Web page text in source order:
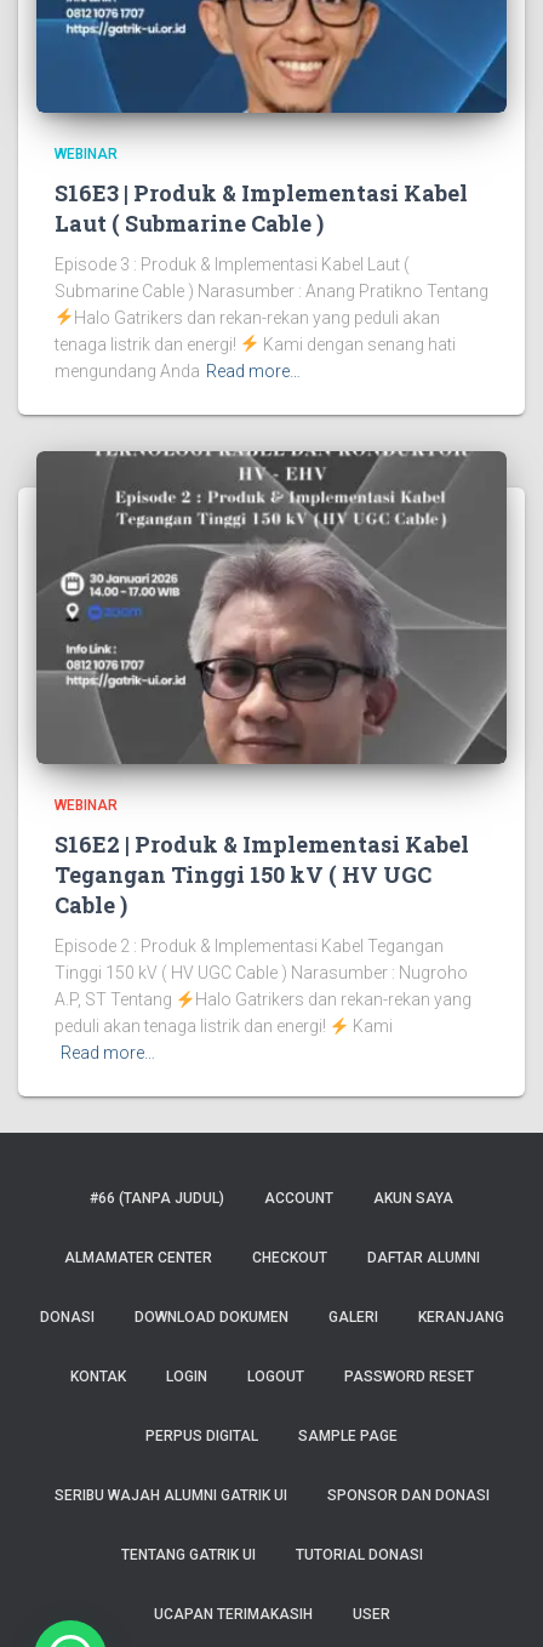
WEBINAR
S16E3 | Produk & Implementasi Kabel
Laut ( Submarine Cable )
Episode 3 : Produk & Implementasi Kabel Laut (
Submarine Cable ) Narasumber : Anang Pratikno Tentang
Halo Gatrikers dan rekan-rekan yang peduli akan
tenaga listrik dan energi!
Kami dengan senang hati
mengundang Anda Read more…
WEBINAR
S16E2 | Produk & Implementasi Kabel
Tegangan Tinggi 150 kV ( HV UGC
Cable )
Episode 2 : Produk & Implementasi Kabel Tegangan
Tinggi 150 kV ( HV UGC Cable ) Narasumber : Nugroho
A.P, ST Tentang
Halo Gatrikers dan rekan-rekan yang
peduli akan tenaga listrik dan energi!
Kami
Read more…
#66 (TANPA JUDUL) ACCOUNT AKUN SAYA
ALMAMATER CENTER CHECKOUT DAFTAR ALUMNI
DONASI DOWNLOAD DOKUMEN GALERI KERANJANG
KONTAK LOGIN LOGOUT PASSWORD RESET
PERPUS DIGITAL SAMPLE PAGE
SERIBU WAJAH ALUMNI GATRIK UI SPONSOR DAN DONASI
TENTANG GATRIK UI TUTORIAL DONASI
UCAPAN TERIMAKASIH USER